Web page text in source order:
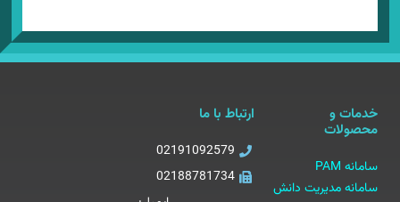
خدمات و
محصولات
سامانه PAM
سامانه مدیریت دانش
ارتباط با ما
02191092579
02188781734